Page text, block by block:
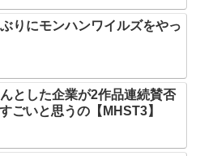
りにモンハンワイルズをやっ
んとした企業が2作品連続賛否
ごいと思うの【MHST3】